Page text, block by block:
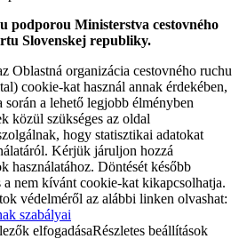
podporou Ministerstva cestovného
Slovenskej republiky.
Oblastná organizácia cestovného ruchu
cookie-kat használ annak érdekében,
a lehető legjobb élményben
közül szükséges az oldal
hogy statisztikai adatokat
Kérjük járuljon hozzá
használatához. Döntését később
nem kívánt cookie-kat kikapcsolhatja.
védelméről az alábbi linken olvashat:
szabályai
elfogadásaRészletes beállítások